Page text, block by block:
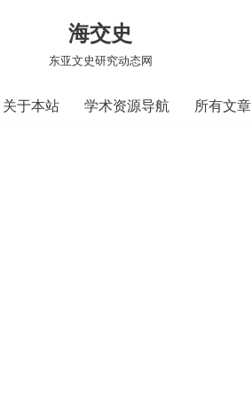
海交史
东亚文史研究动态网
关于本站 学术资源导航 所有文章